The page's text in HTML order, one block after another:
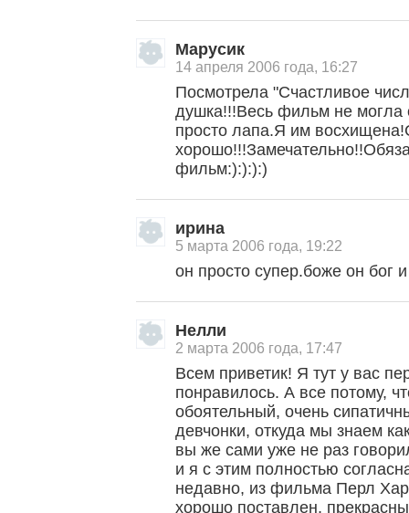
Марусик
14 апреля 2006 года, 16:27
Посмотрела "Счастливое
душка!!!Весь фильм не могла
просто лапа.Я им
фильм:):):):)
ирина
5 марта 2006 года, 19:22
он просто супер.боже он бог
Нелли
2 марта 2006 года, 17:47
Всем приветик! Я тут у вас
понравилось. А все потому,
обоятельный, очень
девчонки, откуда мы знаем
вы же сами уже не раз
и я с этим полностью
недавно, из фильма Перл
хорошо поставлен,